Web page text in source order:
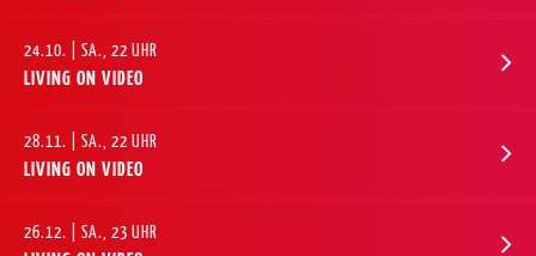
24.10. | SA., 22 UHR
LIVING ON VIDEO
28.11. | SA., 22 UHR
LIVING ON VIDEO
26.12. | SA., 23 UHR